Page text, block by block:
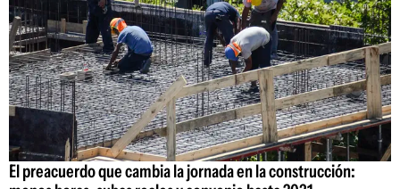
El preacuerdo que cambia la jornada en la construcción: